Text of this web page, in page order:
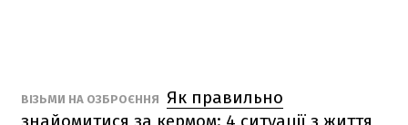
ВІЗЬМИ НА ОЗБРОЄННЯ Як правильно